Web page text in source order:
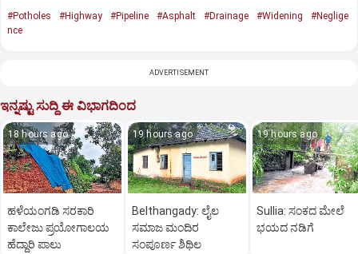
#Potholes #Highway #Pipeline #Asphalt #Drainage #Widening
#Neglige
nce
ADVERTISEMENT
ಇನ್ನಷ್ಟು ಸುದ್ದಿ ಈ ವಿಭಾಗದಿಂದ
18 hours ago
ಹಳೆಯಂಗಡಿ ಸರಕಾರಿ
ಕಾಲೇಜು ಪ್ರಯೋಗಾಲಯ
ಹೆದ್ದಾರಿ ಪಾಲು
19 hours ago
Belthangady: ಲೈಲ
ಸಮಾಜ ಮಂದಿರ
ಸಂಪೂರ್ಣ ಶಿಥಿಲ
19 hours ago
Sullia: ಸಂಕದ ಮೇಲೆ
ಭಯದ ನಡಿಗೆ